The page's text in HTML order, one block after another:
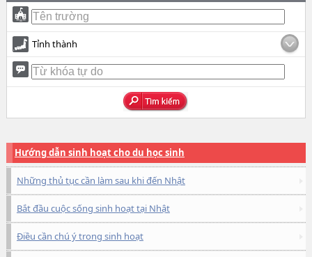
Tỉnh thành
Hướng dẫn sinh hoạt cho du học sinh
Những thủ tục cần làm sau khi đến Nhật
Bắt đầu cuộc sống sinh hoạt tại Nhật
Điều cần chú ý trong sinh hoạt